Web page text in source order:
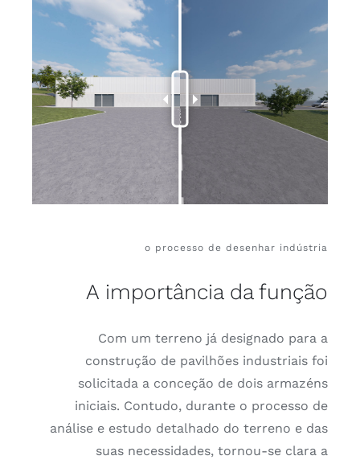
o processo de desenhar indústria
A importância da função
Com um terreno já designado para a
construção de pavilhões industriais foi
solicitada a conceção de dois armazéns
iniciais. Contudo, durante o processo de
análise e estudo detalhado do terreno e das
suas necessidades, tornou-se clara a